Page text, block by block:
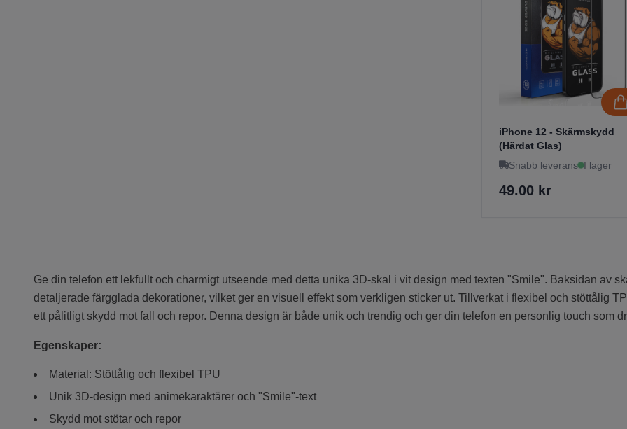
iPhone 12 - Skärmskydd
(Härdat Glas)
Snabb leverans I lager
49.00 kr
Ge din telefon ett lekfullt och charmigt utseende med detta unika 3D-skal i vit design med texten "Smile". Baksidan av
detaljerade färgglada dekorationer, vilket ger en visuell effekt som verkligen sticker ut. Tillverkat i flexibel och stöttålig
ett pålitligt skydd mot fall och repor. Denna design är både unik och trendig och ger din telefon en personlig touch som
Egenskaper:
Material: Stöttålig och flexibel TPU
Unik 3D-design med animekaraktärer och "Smile"-text
Skydd mot stötar och repor